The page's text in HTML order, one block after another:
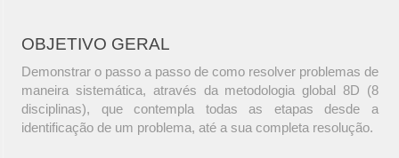
OBJETIVO GERAL
Demonstrar o passo a passo de como resolver problemas de
maneira sistemática, através da metodologia global 8D (8
disciplinas), que contempla todas as etapas desde a
identificação de um problema, até a sua completa resolução.